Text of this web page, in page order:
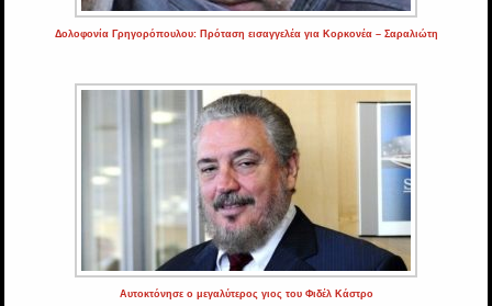
Δολοφονία Γρηγορόπουλου: Πρόταση εισαγγελέα για Κορκονέα – Σαραλιώτη
Αυτοκτόνησε ο μεγαλύτερος γιος του Φιδέλ Κάστρο